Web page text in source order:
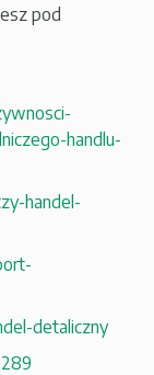
pod
handlu-
handel-
detaliczny